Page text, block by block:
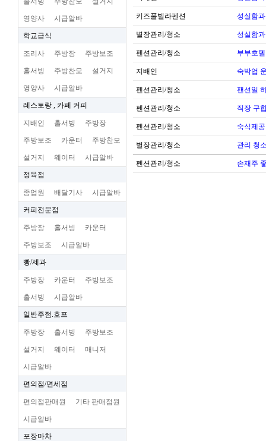
영양사 시급알바
학교급식
조리사 주방장 주방보조
홀서빙 주방찬모 설거지
영양사 시급알바
레스토랑 , 카페 커피
지배인 홀서빙 주방장
주방보조 카운터 주방찬모
설거지 웨이터 시급알바
정육점
종업원 배달기사 시급알바
커피전문점
주방장 홀서빙 카운터
주방보조 시급알바
빵/제과
주방장 카운터 주방보조
홀서빙 시급알바
일반주점.호프
주방장 홀서빙 주방보조
설거지 웨이터 매니저
시급알바
편의점/면세점
편의점판매원 기타 판매점원
시급알바
포장마차
키즈풀빌라펜션 성실함
별장관리/청소 성실함
펜션관리/청소 부부호
지배인 숙박업
펜션관리/청소 팬션일
펜션관리/청소 직장 구
펜션관리/청소 숙식제
별장관리/청소 관리 청
펜션관리/청소 손재주